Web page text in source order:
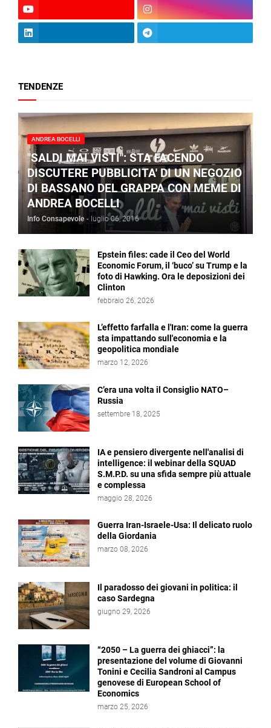
TENDENZE
ANDREA BOCELLI
"SALDI MAI VISTI": STA FACENDO
DISCUTERE PUBBLICITA' DI UN NEGOZIO
DI BASSANO DEL GRAPPA CON MEME DI
ANDREA BOCELLI
Info Consapevole - luglio 06, 2016
Epstein files: cade il Ceo del World
Economic Forum, il ‘buco’ su Trump e la
foto di Hawking. Ora le deposizioni dei
Clinton
febbraio 26, 2026
L’effetto farfalla e l'Iran: come la guerra
sta impattando sull'economia e la
geopolitica mondiale
marzo 12, 2026
C’era una volta il Consiglio NATO–
Russia
settembre 18, 2025
IA e pensiero divergente nell'analisi di
intelligence: il webinar della SQUAD
S.M.P.D. su una sfida sempre più attuale
e complessa
maggio 28, 2026
Guerra Iran-Israele-Usa: Il delicato ruolo
della Giordania
marzo 08, 2026
Il paradosso dei giovani in politica: il
caso Sardegna
giugno 29, 2026
“2050 – La guerra dei ghiacci”: la
presentazione del volume di Giovanni
Tonini e Cecilia Sandroni al Campus
genovese di European School of
Economics
marzo 25, 2026